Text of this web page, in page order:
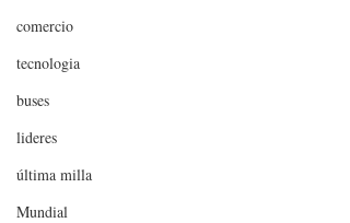
comercio
tecnologia
buses
lideres
última milla
Mundial